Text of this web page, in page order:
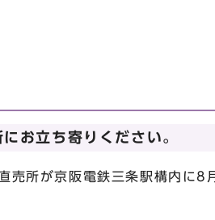
お立ち寄りください。
売所が京阪電鉄三条駅構内に8